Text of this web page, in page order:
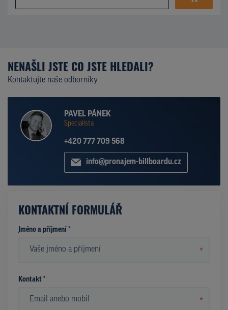
NENAŠLI JSTE CO JSTE HLEDALI?
Kontaktujte naše odborníky
PAVEL PÁNEK
Specialista
+420 777 709 568
info@pronajem-billboardu.cz
KONTAKTNÍ FORMULÁŘ
Jméno a příjmení *
*
Kontakt *
*